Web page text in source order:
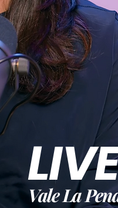
Vale La